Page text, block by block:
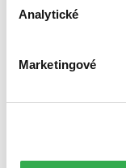
Analytické
Marketingové